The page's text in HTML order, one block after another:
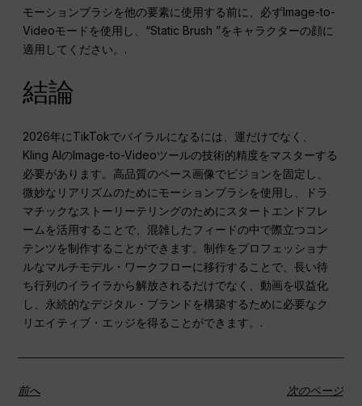
モーションブラシを他の要素に使用する前に、必ずImage-to-
Videoモードを使用し、“Static Brush ”をキャラクターの顔に
適用してください。.
結論
2026年にTikTokでバイラルになるには、運だけでなく、
Kling AIのImage-to-Videoツールの技術的精度をマスターする
必要があります。高品質のベース画像でビジョンを固定し、
微妙なリアリズムのためにモーションブラシを使用し、ドラ
マチックなストーリーテリングのためにスタートエンドフレ
ームを活用することで、混雑したフィードの中で際立つコン
テンツを制作することができます。制作をプロフェッショナ
ルなマルチモデル・ワークフローに移行することで、長い待
ち行列のイライラから解放されるだけでなく、動画を収益化
し、永続的なデジタル・ブランドを構築するために必要なク
リエイティブ・エッジを得ることができます。.
前へ 次のページ